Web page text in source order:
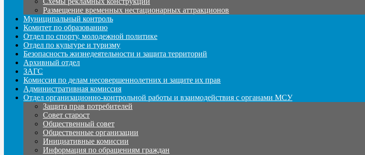
Размещение временных нестационарных аттракционов
Муниципальный контроль
Комитет по образованию
Отдел по спорту, молодежной политике
Отдел по культуре и туризму
Безопасность жизнедеятельности и защита территорий
Архивный отдел
ЗАГС
Комиссия по делам несовершеннолетних и защите их прав
Административная комиссия
Отдел организационно-контрольной работы и взаимодействия с органами МСУ
Защита прав потребителей
Совет старост
Общественный совет
Общественные организации
Инициативные комиссии
Информация по обращениям граждан